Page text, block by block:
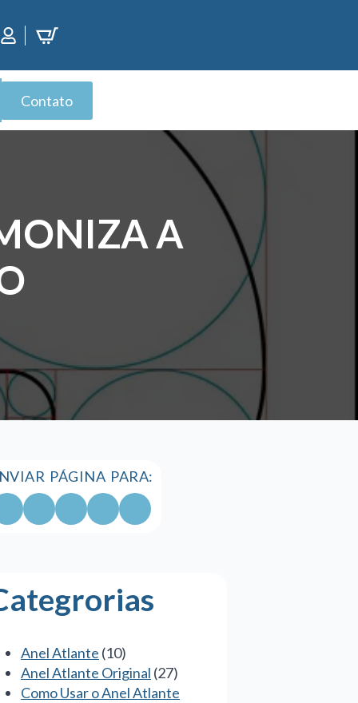
Contato
A
PÁGINA PARA:
Anel Atlante (10)
Anel Atlante Original (27)
Como Usar o Anel Atlante